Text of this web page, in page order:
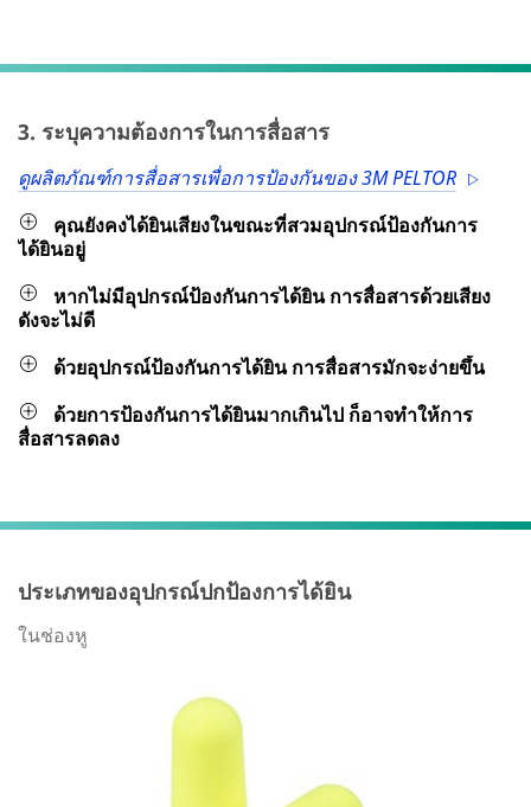
3. ระบุความต้องการในการสื่อสาร
ดูผลิตภัณฑ์การสื่อสารเพื่อการป้องกันของ 3M PELTOR
คุณยังคงได้ยินเสียงในขณะที่สวมอุปกรณ์ป้องกันการ
ได้ยินอยู่
หากไม่มีอุปกรณ์ป้องกันการได้ยิน การสื่อสารด้วยเสียง
ดังจะไม่ดี
ด้วยอุปกรณ์ป้องกันการได้ยิน การสื่อสารมักจะง่ายขึ้น
ด้วยการป้องกันการได้ยินมากเกินไป ก็อาจทำให้การ
สื่อสารลดลง
ประเภทของอุปกรณ์ปกป้องการได้ยิน
ในช่องหู